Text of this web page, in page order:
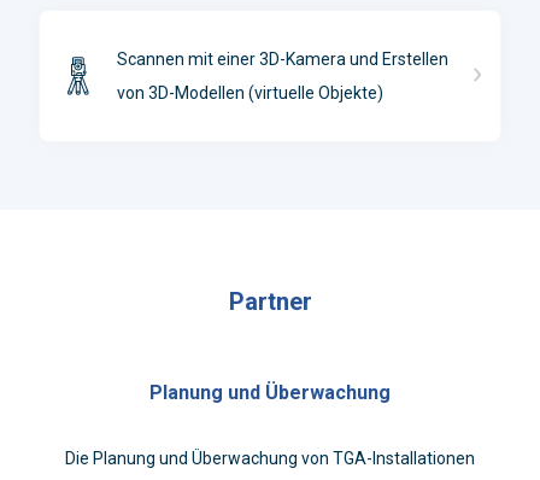
Scannen mit einer 3D-Kamera und Erstellen
von 3D-Modellen (virtuelle Objekte)
Partner
Planung und Überwachung
Die Planung und Überwachung von TGA-Installationen